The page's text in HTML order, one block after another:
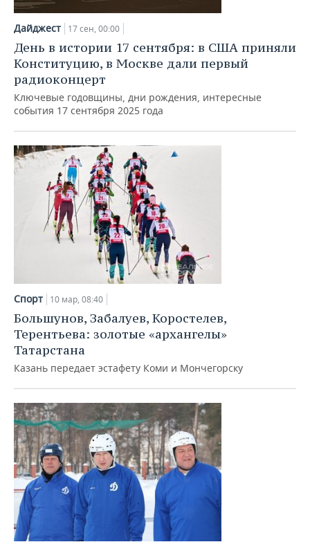
НЕФТЕХИМИЯ
НЕФТЬ
ОПК
ЭНЕРГЕТИКА
РОЗНИЧНАЯ ТОРГОВЛЯ
ТРАНСПОРТ
УСЛУГИ
НОВОСТИ ТЕХНОЛОГИЙ
IT
МЕДИА
МЕРОПРИЯТИЯ
НОВОСТИ МЕРОПРИЯТИЙ
ВЫЕЗДНАЯ РЕДАКЦИЯ
ONLINE-КОНФЕРЕНЦИИ
ОТКРЫТАЯ ЛЕКЦИЯ
СПОРТ
НОВОСТИ СПОРТА
ХОККЕЙ
БАСКЕТБОЛ
ВОЛЕЙБОЛ
ФИГУРНОЕ КАТАНИЕ
ВОДНЫЕ ВИДЫ СПОРТА
ХОККЕЙ С МЯЧОМ
ОБЩЕСТВО
ВЛАСТЬ
ИНФРАСТРУКТУРА
ИСТОРИЯ
МЕДИЦИНА
ОБРАЗОВАНИЕ
ПРОИСШЕСТВИЯ
СЮЖЕТЫ
СПРАВОЧНИК
СПИСОК ПЕРСОН
СПИСОК КОМПАНИЙ
ПОЛНАЯ ВЕРСИЯ
Дайджест 17 сен, 00:00
День в истории 17 сентября: в США приняли
Конституцию, в Москве дали первый
радиоконцерт
Ключевые годовщины, дни рождения, интересные
события 17 сентября 2025 года
Спорт 10 мар, 08:40
Большунов, Забалуев, Коростелев,
Терентьева: золотые «архангелы»
Татарстана
Казань передает эстафету Коми и Мончегорску